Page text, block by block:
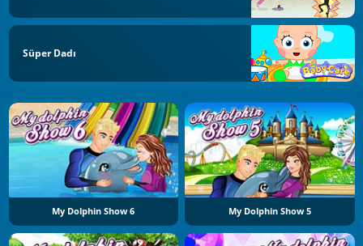
Süper Dadı
My Dolphin Show 6 My Dolphin Show 5